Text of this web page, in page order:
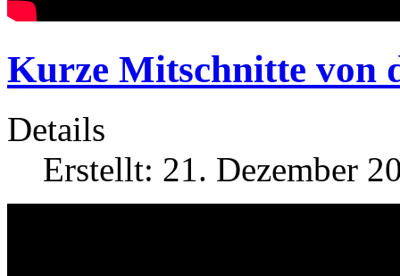
Kurze Mitschnitte von
Details
Erstellt: 21. Dezember